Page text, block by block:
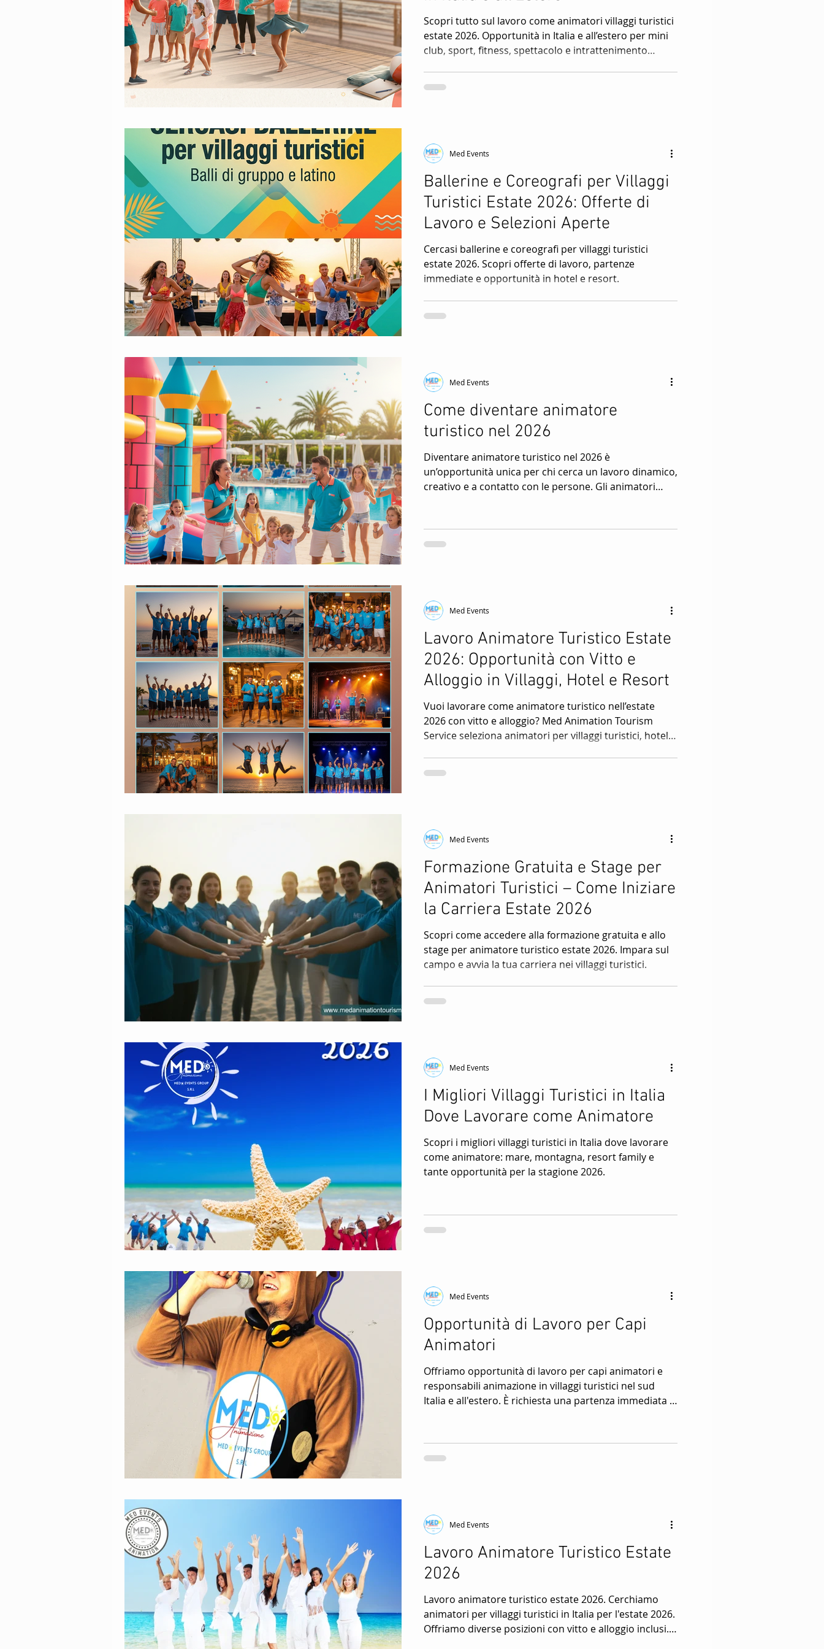
Stage di formazione per animatore Spettacoli Per Villaggi Turistici Intrattenimento per villaggi
organizzazione di feste ed eventi
Scopri tutto sul lavoro come animatori villaggi turistici
estate 2026. Opportunità in Italia e all’estero per mini
club, sport, fitness, spettacolo e intrattenimento
Ballerine e Coreografi per Villaggi
Turistici Estate 2026: Offerte di
Lavoro e Selezioni Aperte
Cercasi ballerine e coreografi per villaggi turistici
estate 2026. Scopri offerte di lavoro, partenze
immediate e opportunità in hotel e resort.
Med Events
Come diventare animatore
turistico nel 2026
Diventare animatore turistico nel 2026 è
un’opportunità unica per chi cerca un lavoro dinamico,
creativo e a contatto con le persone. Gli animatori
club e spettacoli serali. Non serve esperienza
obbligatoria: ciò che conta è energia, simpatia e voglia
Med Events
Lavoro Animatore Turistico Estate
2026: Opportunità con Vitto e
Alloggio in Villaggi, Hotel e Resort
Vuoi lavorare come animatore turistico nell’estate
2026 con vitto e alloggio? Med Animation Tourism
Service seleziona animatori per villaggi turistici, hotel e
animatori mini e junior club anche alla prima
Med Events
Formazione Gratuita e Stage per
Animatori Turistici – Come Iniziare
la Carriera Estate 2026
Scopri come accedere alla formazione gratuita e allo
stage per animatore turistico estate 2026. Impara sul
campo e avvia la tua carriera nei villaggi turistici.
Med Events
I Migliori Villaggi Turistici in Italia
Dove Lavorare come Animatore
Scopri i migliori villaggi turistici in Italia dove lavorare
come animatore: mare, montagna, resort family e
tante opportunità per la stagione 2026.
Med Events
Opportunità di Lavoro per Capi
Animatori
Offriamo opportunità di lavoro per capi animatori e
responsabili animazione in villaggi turistici nel sud
Italia e all'estero. È richiesta una partenza immediata e
particolare focus sull'organizzazione di show e attività
serali. Il capo animatore è una figura cruciale
Med Events
Lavoro Animatore Turistico Estate
2026
Lavoro animatore turistico estate 2026. Cerchiamo
animatori per villaggi turistici in Italia per l'estate 2026.
Offriamo diverse posizioni con vitto e alloggio inclusi.
Med Events